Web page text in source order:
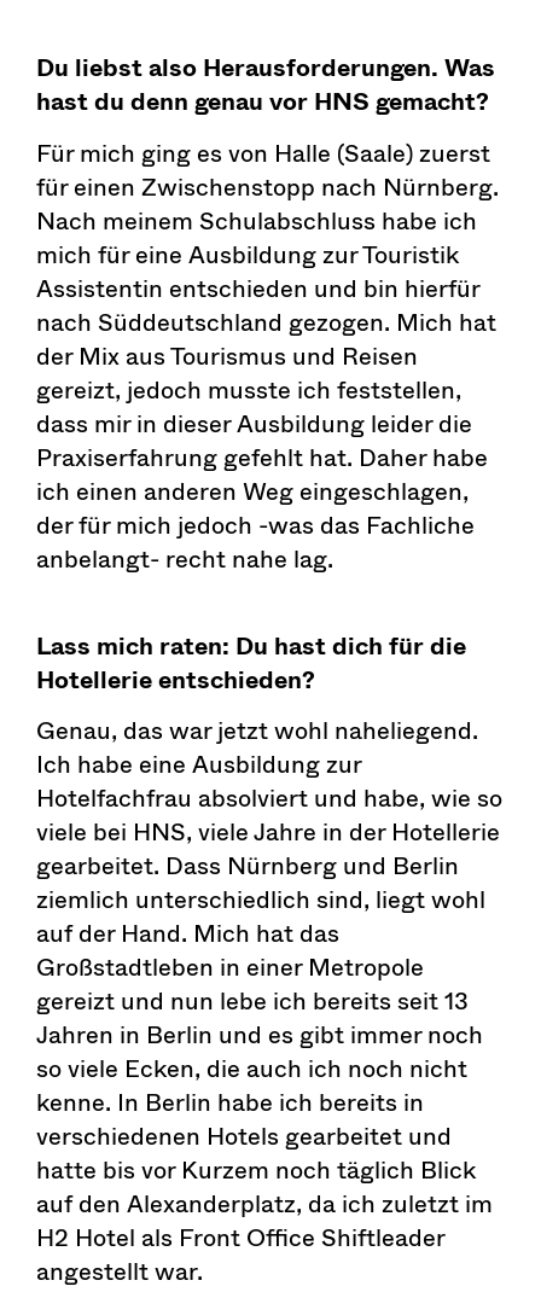
Du liebst also Herausforderungen. Was
hast du denn genau vor HNSgemacht?
Für mich ging es von Halle (Saale) zuerst
für einen Zwischenstopp nach Nürnberg.
Nach meinem Schulabschluss habe ich
mich für eine Ausbildung zur Touristik
Assistentin entschieden und bin hierfür
nach Süddeutschland gezogen. Mich hat
der Mix aus Tourismus und Reisen
gereizt, jedoch musste ich feststellen,
dass mir in dieser Ausbildung leider die
Praxiserfahrung gefehlt hat. Daher habe
ich einen anderen Weg eingeschlagen,
der für mich jedoch -was das Fachliche
anbelangt- recht nahe lag.
Lass mich raten: Du hast dich für die
Hotellerie entschieden?
Genau, das war jetzt wohl naheliegend.
Ich habe eine Ausbildung zur
Hotelfachfrau absolviert und habe, wie so
viele bei HNS, viele Jahre in der Hotellerie
gearbeitet. Dass Nürnberg und Berlin
ziemlich unterschiedlich sind, liegt wohl
auf der Hand. Mich hat das
Großstadtleben in einer Metropole
gereizt und nun lebe ich bereits seit 13
Jahren in Berlin und es gibt immer noch
so viele Ecken, die auch ich noch nicht
kenne. In Berlin habe ich bereits in
verschiedenen Hotels gearbeitet und
hatte bis vor Kurzem noch täglich Blick
auf den Alexanderplatz, da ich zuletzt im
H2 Hotel als Front Office Shiftleader
angestellt war.